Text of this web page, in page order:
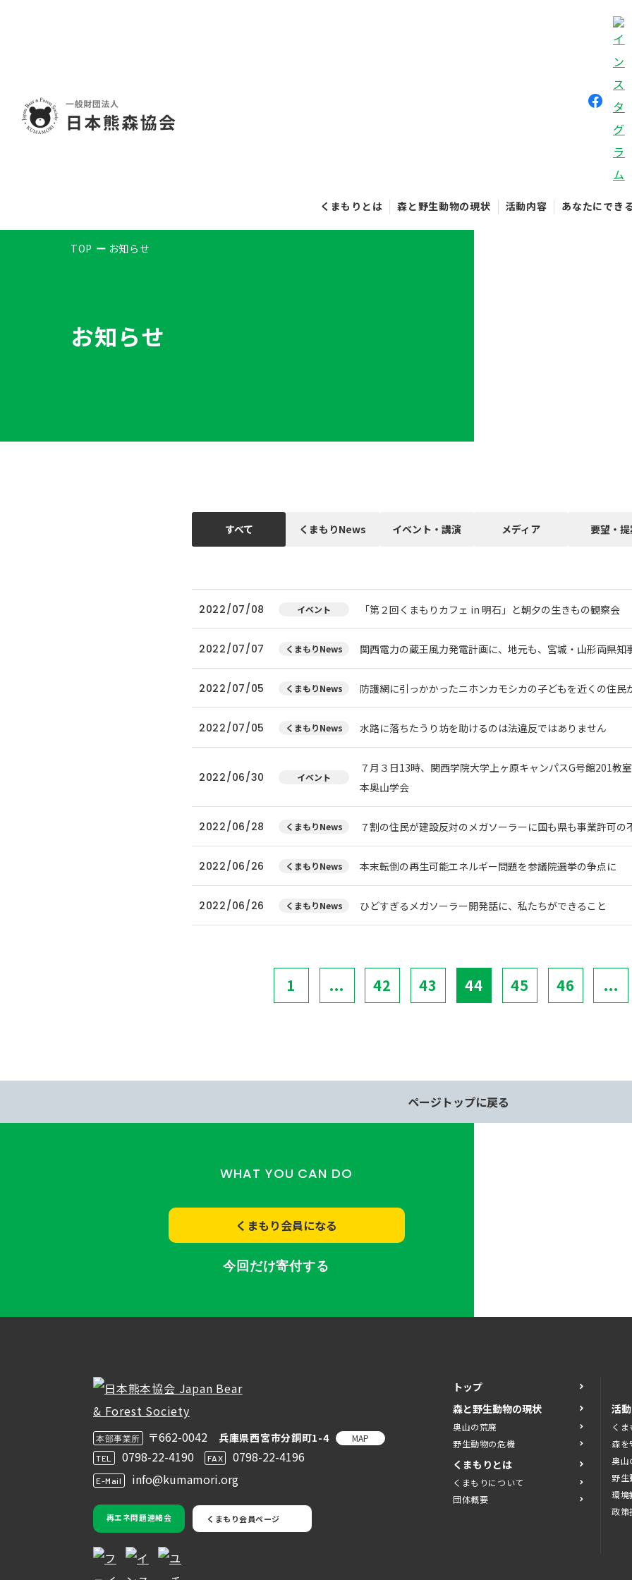
くまもりとは 森と野生動物の現状 活動内容 あなたにでき
TOP お知らせ
お知らせ
すべて くまもりNews イベント・講演 メディア 要望・
2022/07/08 イベント 「第２回くまもりカフェ in 明石」と朝夕の生きもの観察会
2022/07/07 くまもりNews 関西電力の蔵王風力発電計画に、地元も、宮城・山形両県知
2022/07/05 くまもりNews 防護網に引っかかったニホンカモシカの子どもを近くの住民
2022/07/05 くまもりNews 水路に落ちたうり坊を助けるのは法違反ではありません
2022/06/30 イベント
７月３日13時、関西学院大学上ヶ原キャンパスG号館201
本奥山学会
2022/06/28 くまもりNews ７割の住民が建設反対のメガソーラーに国も県も事業許可
2022/06/26 くまもりNews 本末転倒の再生可能エネルギー問題を参議院選挙の争点に
2022/06/26 くまもりNews ひどすぎるメガソーラー開発話に、私たちができること
1 ... 42 43 44 45 46 ...
ページトップに戻る
WHAT YOU CAN DO
くまもり会員になる
今回だけ寄付する
本部事業所 〒662-0042 兵庫県西宮市分銅町1-4 MAP
TEL 0798-22-4190 FAX 0798-22-4196
E-Mail info@kumamori.org
再エネ問題連絡会 くまもり会員ページ
トップ
森と野生動物の現状
奥山の荒廃
野生動物の危機
くまもりとは
くまもりについて
団体概要
活
く
森を
奥山
野生
環境
政策